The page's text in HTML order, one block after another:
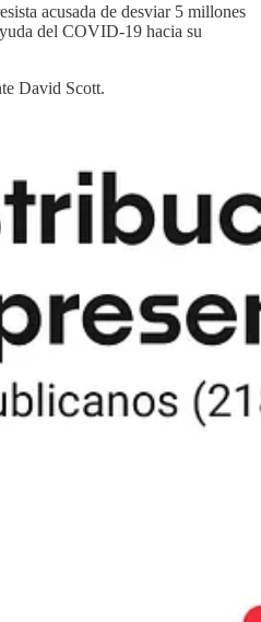
acusada de desviar 5 millones
del COVID-19 hacia su
David Scott.